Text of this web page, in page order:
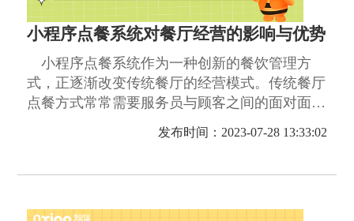
小程序点餐系统对餐厅经营的影响与优势
小程序点餐系统作为一种创新的餐饮管理方
式，正逐渐改变传统餐厅的经营模式。传统餐厅
点餐方式常常需要服务员与顾客之间的面对面沟
通，容易引起点餐速度慢、出错等问题。
发布时间：2023-07-28 13:33:02